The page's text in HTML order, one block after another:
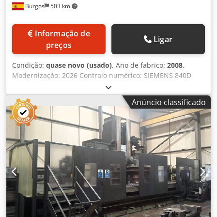
Burgos 503 km
preços
Ligar
Condição: quase novo (usado), Ano de fabrico: 2008,
Modernização: 2026 Controlo numérico: SIEMENS 840D
Características técnicas Dimensões Dimensões da mesa:
OpcionalNúmero de ranhuras em T: IndefinidoDimensões
das ranhuras em T: Indefinido Cursos dos eixos Curso do
eixo X: 10000 mmCurso do eixo Y: 1500 mmCurso do eixo Z:
2500 mmCapacidade vertical (CV): 0 / 2500 mm (ajustável)
Cabeça de fresagem Tipo de cabeça: Universal com
indexação automática UAD (0,1º)Sistema de fixação da
ferramenta: HidráulicoCone da cabeça: ISO 50 (DIN 69871)
/ Pino de tração: DIN 69872Gama de velocidades: 20 - 6000
rpmPotência do eixo: 30 kW Avanços Avanço rápido (X / Y,
Z): 30000 mm/min Peso e dimensões Peso máximo na mesa
(kg/m2): OpcionalPeso aproximado da máquina: 70000
kgDimensões aproximadas da máquina: 17560 x 12800 x
Anúncio classificado